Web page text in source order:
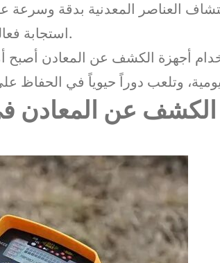
العناصر المعدنية بدقة وسرعة
استجابة فعالة وسريعة لأي تهديد أمني.
أجهزة الكشف عن المعادن أصبح
الكشف عن المعادن